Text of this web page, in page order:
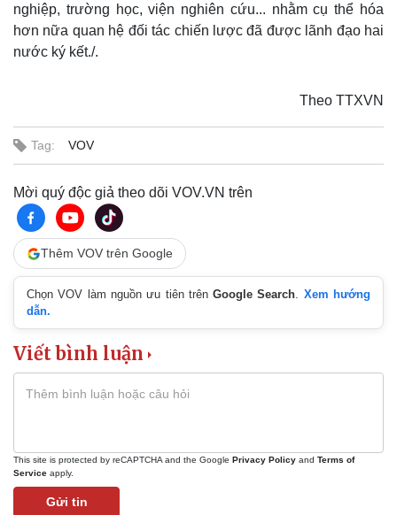
Hồ sơ
nghiệp, trường học, viện nghiên cứu... nhằm cụ thể hóa
hơn nữa quan hệ đối tác chiến lược đã được lãnh đạo hai
nước ký kết./.
Theo TTXVN
Tag: VOV
Mời quý độc giả theo dõi VOV.VN trên
Thêm VOV trên Google
Chọn VOV làm nguồn ưu tiên trênGoogle Search. Xem hướng
dẫn.
Viết bình luận
This site is protected by reCAPTCHA and the Google Privacy Policy and Terms of
Service apply.
Gửi tin